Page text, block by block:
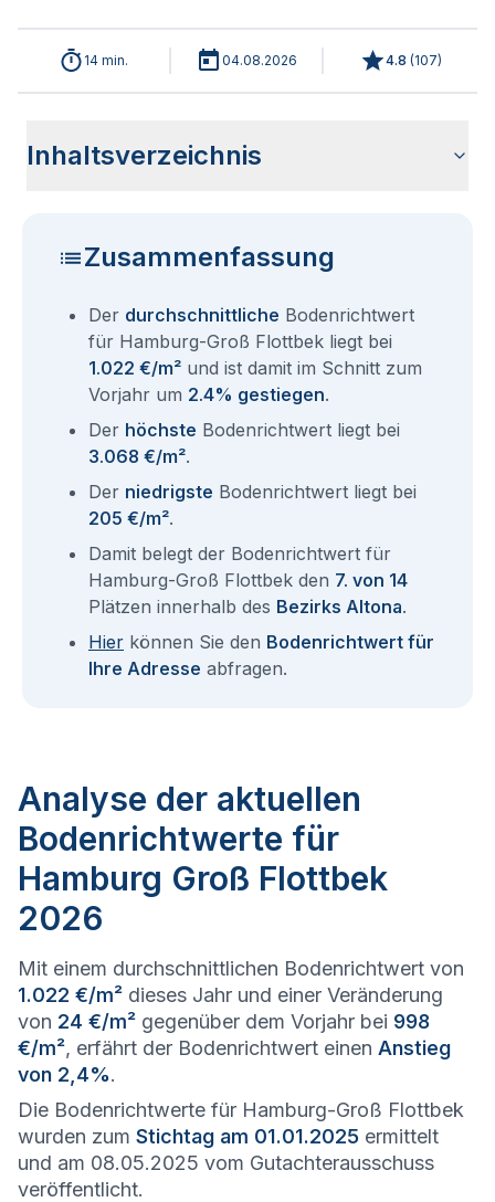
14 min. 04.08.2026 4.8 (107)
Inhaltsverzeichnis
Zusammenfassung
Der durchschnittliche Bodenrichtwert
für Hamburg-Groß Flottbek liegt bei
1.022 €/m² und ist damit im Schnitt zum
Vorjahr um 2.4% gestiegen.
Der höchste Bodenrichtwert liegt bei
3.068 €/m².
Der niedrigste Bodenrichtwert liegt bei
205 €/m².
Damit belegt der Bodenrichtwert für
Hamburg-Groß Flottbek den 7. von 14
Plätzen innerhalb des Bezirks Altona.
Hier können Sie den Bodenrichtwert für
Ihre Adresse abfragen.
Analyse der aktuellen
Bodenrichtwerte für
Hamburg Groß Flottbek
2026
Mit einem durchschnittlichen Bodenrichtwert von
1.022 €/m² dieses Jahr und einer Veränderung
von 24 €/m² gegenüber dem Vorjahr bei 998
€/m², erfährt der Bodenrichtwert einen Anstieg
von 2,4%.
Die Bodenrichtwerte für Hamburg-Groß Flottbek
wurden zum Stichtag am 01.01.2025 ermittelt
und am 08.05.2025 vom Gutachterausschuss
veröffentlicht.